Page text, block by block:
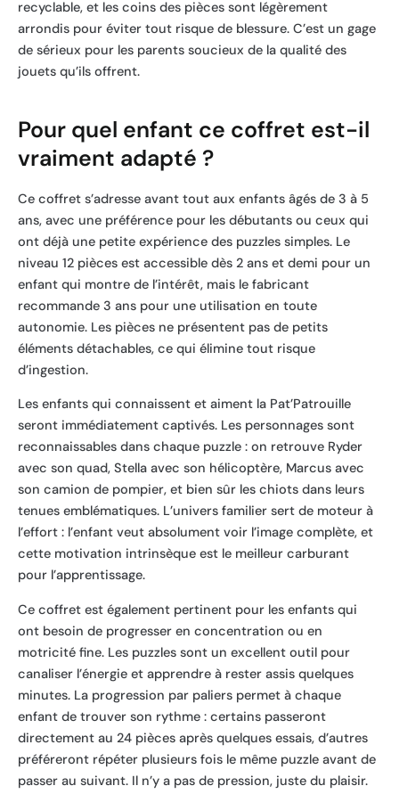
recyclable, et les coins des pièces sont légèrement
arrondis pour éviter tout risque de blessure. C’est un gage
de sérieux pour les parents soucieux de la qualité des
jouets qu’ils offrent.
Pour quel enfant ce coffret est-il
vraiment adapté ?
Ce coffret s’adresse avant tout aux enfants âgés de 3 à 5
ans, avec une préférence pour les débutants ou ceux qui
ont déjà une petite expérience des puzzles simples. Le
niveau 12 pièces est accessible dès 2 ans et demi pour un
enfant qui montre de l’intérêt, mais le fabricant
recommande 3 ans pour une utilisation en toute
autonomie. Les pièces ne présentent pas de petits
éléments détachables, ce qui élimine tout risque
d’ingestion.
Les enfants qui connaissent et aiment la Pat’Patrouille
seront immédiatement captivés. Les personnages sont
reconnaissables dans chaque puzzle : on retrouve Ryder
avec son quad, Stella avec son hélicoptère, Marcus avec
son camion de pompier, et bien sûr les chiots dans leurs
tenues emblématiques. L’univers familier sert de moteur à
l’effort : l’enfant veut absolument voir l’image complète, et
cette motivation intrinsèque est le meilleur carburant
pour l’apprentissage.
Ce coffret est également pertinent pour les enfants qui
ont besoin de progresser en concentration ou en
motricité fine. Les puzzles sont un excellent outil pour
canaliser l’énergie et apprendre à rester assis quelques
minutes. La progression par paliers permet à chaque
enfant de trouver son rythme : certains passeront
directement au 24 pièces après quelques essais, d’autres
préféreront répéter plusieurs fois le même puzzle avant de
passer au suivant. Il n’y a pas de pression, juste du plaisir.